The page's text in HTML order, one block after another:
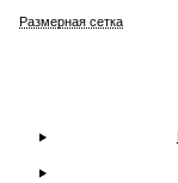
Размерная сетка